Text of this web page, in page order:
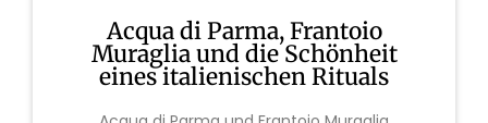
Acqua di Parma, Frantoio
Muraglia und die Schönheit
eines italienischen Rituals